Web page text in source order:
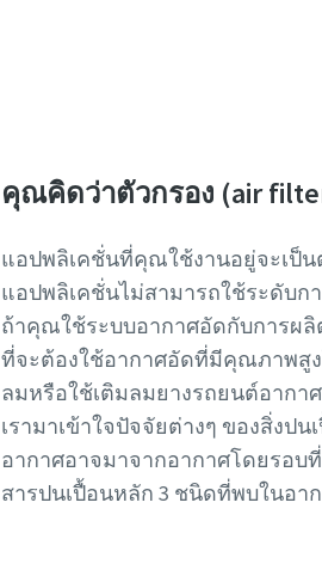
คุณคิดว่าตัวกรอง (air
แอปพลิเคชั่นที่คุณใช้งานอยู่จะเป็
แอปพลิเคชั่นไม่สามารถใช้ระดับก
ถ้าคุณใช้ระบบอากาศอัดกับการผ
ที่จะต้องใช้อากาศอัดที่มีคุณภาพสู
ลมหรือใช้เติมลมยางรถยนต์อาก
เรามาเข้าใจปัจจัยต่างๆ ของสิ่งป
อากาศอาจมาจากอากาศโดยรอบ
สารปนเปื้อนหลัก 3 ชนิดที่พบในอา